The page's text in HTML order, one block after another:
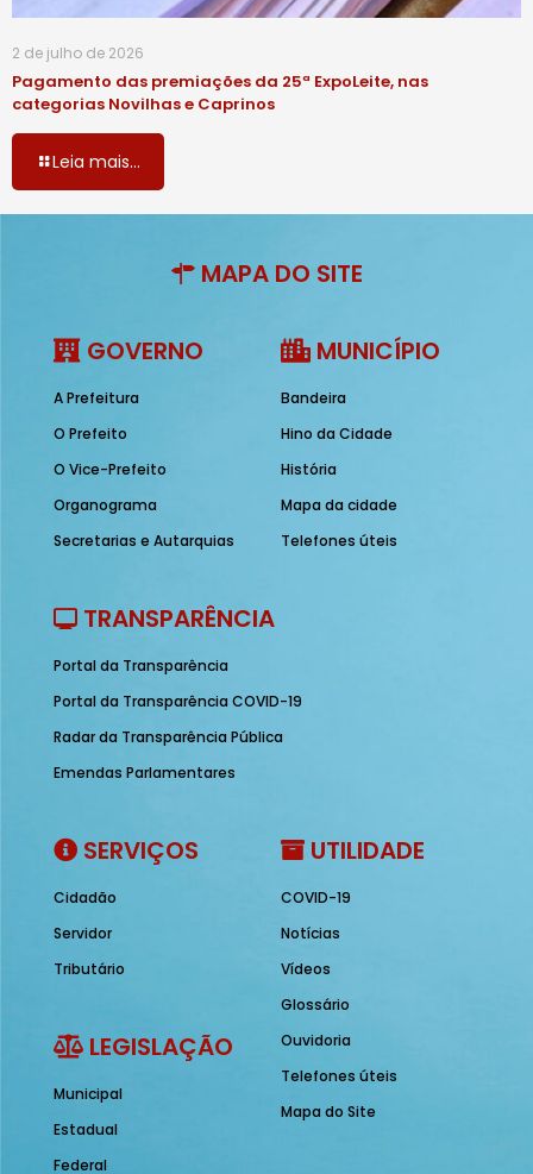
2 de julho de 2026
Pagamento das premiações da 25ª ExpoLeite, nas
categorias Novilhas e Caprinos
Leia mais...
MAPA DO SITE
GOVERNO
A Prefeitura
O Prefeito
O Vice-Prefeito
Organograma
Secretarias e Autarquias
MUNICÍPIO
Bandeira
Hino da Cidade
História
Mapa da cidade
Telefones úteis
TRANSPARÊNCIA
Portal da Transparência
Portal da Transparência COVID-19
Radar da Transparência Pública
Emendas Parlamentares
SERVIÇOS
Cidadão
Servidor
Tributário
LEGISLAÇÃO
Municipal
Estadual
Federal
UTILIDADE
COVID-19
Notícias
Vídeos
Glossário
Ouvidoria
Telefones úteis
Mapa do Site